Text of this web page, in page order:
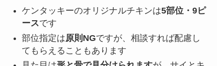
ケンタッキーのオリジナルチキンは5部位・9ピ
ースです
部位指定は原則NGですが、相談すれば配慮し
てもらえることもあります